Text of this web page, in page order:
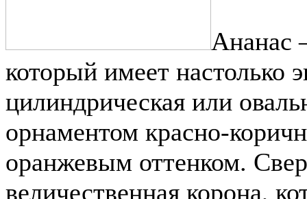
Ананас
который имеет настолько
цилиндрическая или
орнаментом красно-
оранжевым оттенком.
величественная корона,